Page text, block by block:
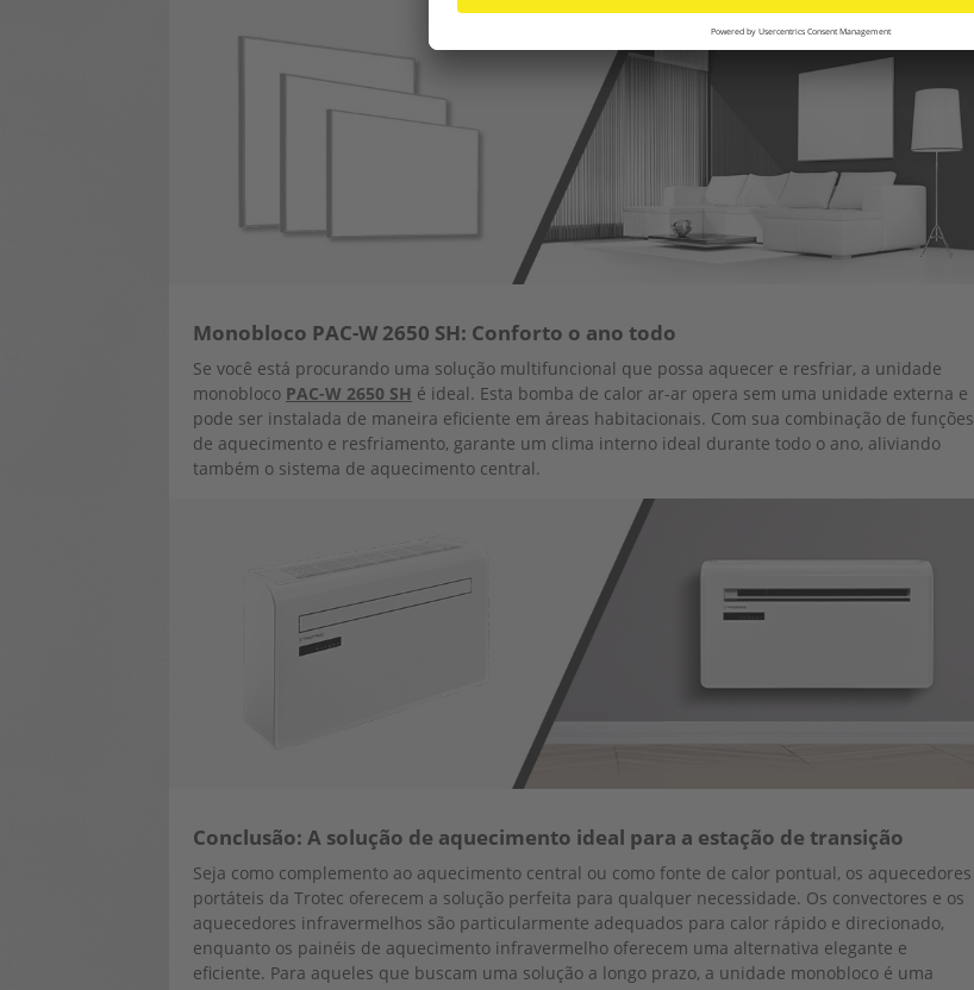
Monobloco PAC-W 2650 SH: Conforto o ano todo
Se você está procurando uma solução multifuncional que possa aquecer e resfriar, a unidade
monobloco PAC-W 2650 SH é ideal. Esta bomba de calor ar-ar opera sem uma unidade externa e
pode ser instalada de maneira eficiente em áreas habitacionais. Com sua combinação de funções
de aquecimento e resfriamento, garante um clima interno ideal durante todo o ano, aliviando
também o sistema de aquecimento central.
Conclusão: A solução de aquecimento ideal para a estação de transição
Seja como complemento ao aquecimento central ou como fonte de calor pontual, os aquecedores
portáteis da Trotec oferecem a solução perfeita para qualquer necessidade. Os convectores e os
aquecedores infravermelhos são particularmente adequados para calor rápido e direcionado,
enquanto os painéis de aquecimento infravermelho oferecem uma alternativa elegante e
eficiente. Para aqueles que buscam uma solução a longo prazo, a unidade monobloco é uma